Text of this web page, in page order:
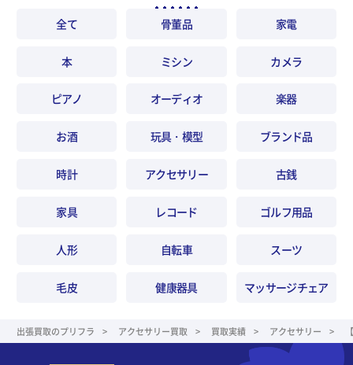
全て 骨董品 家電
本 ミシン カメラ
ピアノ オーディオ 楽器
お酒 玩具・模型 ブランド品
時計 アクセサリー 古銭
家具 レコード ゴルフ用品
人形 自転車 スーツ
毛皮 健康器具 マッサージチェア
出張買取のプリフラ アクセサリー買取 買取実績 アクセサリー